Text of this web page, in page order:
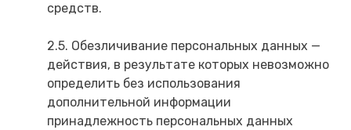
средств.
2.5. Обезличивание персональных данных —
действия, в результате которых невозможно
определить без использования
дополнительной информации
принадлежность персональных данных